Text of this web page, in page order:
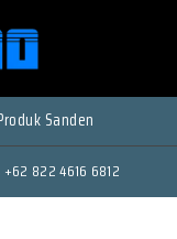
Sanden
+62 822 4616 6812